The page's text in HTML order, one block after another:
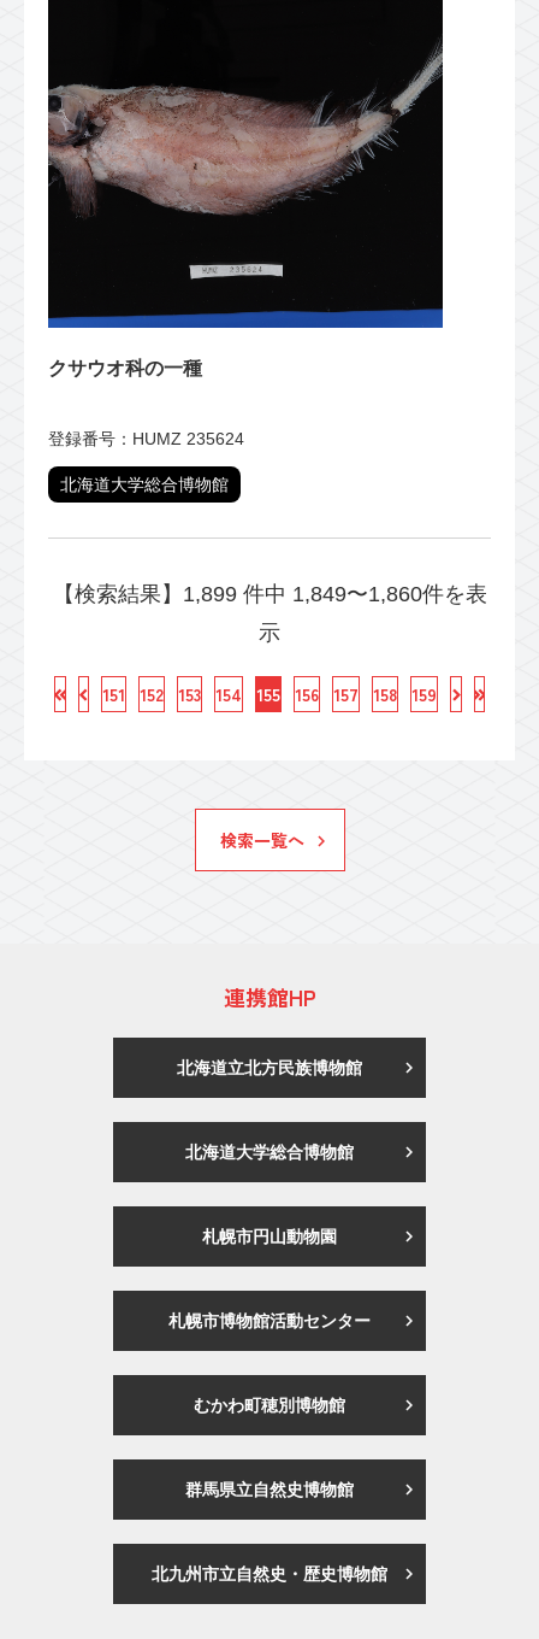
クサウオ科の一種
登録番号：HUMZ 235624
北海道大学総合博物館
【検索結果】1,899 件中 1,849〜1,860件を表
示
151 152 153 154 155 156 157 158 159
検索一覧へ
連携館HP
北海道立北方民族博物館
北海道大学総合博物館
札幌市円山動物園
札幌市博物館活動センター
むかわ町穂別博物館
群馬県立自然史博物館
北九州市立自然史・歴史博物館